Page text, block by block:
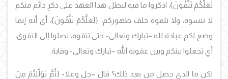
لَعَلَّكُمْ تَتَّقُونَ}، اذكروا ما فيه ليظل هذا العهد على ذكرٍ دائم منكم
لا تنسوه، ولا تلقوه خلف ظهوركم، {لَعَلَّكُمْ تَتَّقُونَ}، أي أنه إنما
وضع لكم عبادة لله –تبارك وتعالى- حتى تتقوه، تصلوا إلى التقوى،
أي تجعلوا بينكم وبين عقوبة الله –تبارك وتعالى- وقاية.
لكن ما الذي حصل من بعد ذلك؟ قال –جل وعلا- {ثُمَّ تَوَلَّيْتُمْ مِنْ